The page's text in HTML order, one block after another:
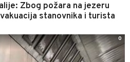
Zbog požara na jezeru
stanovnika i turista
0